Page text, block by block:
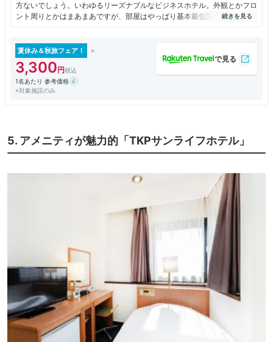
方ないでしょう。いわゆるリーズナブルなビジネスホテル。外観とかフロ
ント周りとかはまあまあですが、部屋はやっぱり基本最低限といった感じ
かな。ただ、余計なものが置いてないので、そのすっきり感はいいと思い
夏休み＆秋旅フェア！
3,300
1名あたり 参考価格
※対象施設のみ
5. アメニティが魅力的「TKPサンライフホテル」